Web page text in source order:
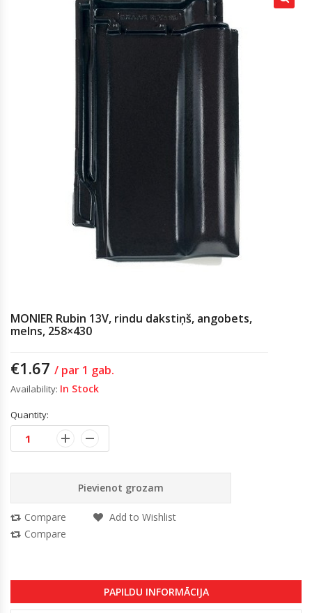
MONIER Rubin 13V, rindu dakstiņš, angobets,
melns, 258×430
€1.67 / par 1 gab.
Availability: In Stock
Quantity:
Pievienot grozam
Compare
Add to Wishlist
Compare
PAPILDU INFORMĀCIJA